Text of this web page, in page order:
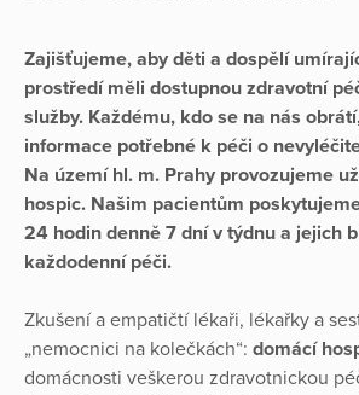
Zajišťujeme, aby děti a dospělí
prostředí měli dostupnou zdravotní
služby. Každému, kdo se na nás
informace potřebné k péči o
Na území hl. m. Prahy provozujeme
hospic. Našim pacientům
24 hodin denně 7 dní v týdnu a jejich
každodenní péči.
Zkušení a empatičtí lékaři, lékařky a
„nemocnici na kolečkách“: domácí
domácnosti veškerou zdravotnickou